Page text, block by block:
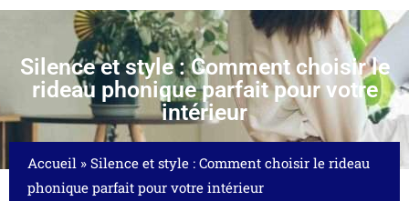
Silence et style : Comment choisir le
rideau phonique parfait pour votre
intérieur
Accueil » Silence et style : Comment choisir le rideau
phonique parfait pour votre intérieur